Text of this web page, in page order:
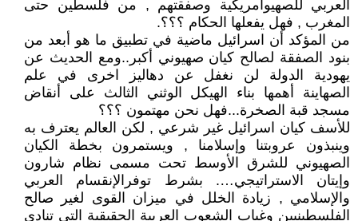
العربي للصهيوامريكية وصفقتهم , من فلسطين حتى
المغرب , فهل يفعلها الحكام ؟؟؟.
من المؤكد أن اسرائيل ماضية في تطبيق ما هو أبعد من
بنود الصفقة لصالح كيان صهيوني أكبر..ومع الحديث عن
يهودية الدولة لن نغفل عن دهاليز اخرى في علم
الصهاينة أهمها بناء الهيكل الوثني الثالث على أنقاض
مسجد قبة الصخرة...فهل نحن مهتمون ؟؟؟
للأسف كيان اسرائيل غير شرعي , لكن العالم يعترف به
وينبذون عروبتنا وإسلامنا , ويستمرون بخطة الكيان
الصهيوني للشرق الأوسط تحت مسمى نظام شارون
وإيتان الاستراتيجي…. بشرط توفرالإنقسام العربي
والإسلامي , زيادة الخلل في ميزان القوى لغير صالح
الفلسطينيين وغياب الشعوب العربية الحقيقية التي تنادي